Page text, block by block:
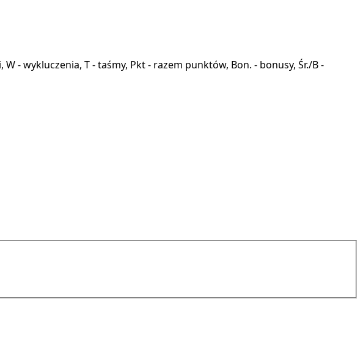
- wykluczenia, T - taśmy, Pkt - razem punktów, Bon. - bonusy, Śr./B -